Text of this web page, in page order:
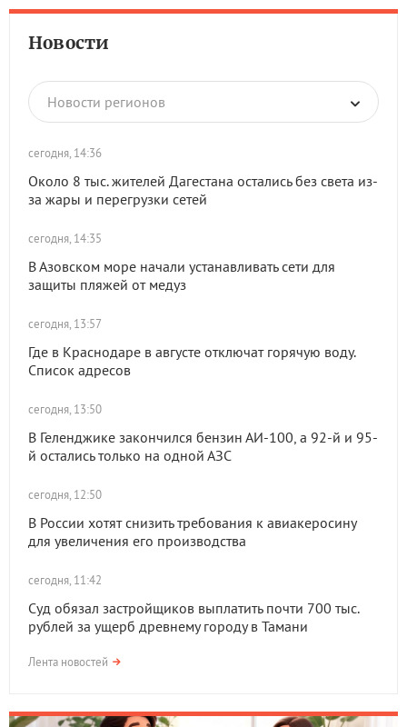
Новости
Новости регионов
сегодня, 14:36
Около 8 тыс. жителей Дагестана остались без света из-
за жары и перегрузки сетей
сегодня, 14:35
В Азовском море начали устанавливать сети для
защиты пляжей от медуз
сегодня, 13:57
Где в Краснодаре в августе отключат горячую воду.
Список адресов
сегодня, 13:50
В Геленджике закончился бензин АИ-100, а 92-й и 95-
й остались только на одной АЗС
сегодня, 12:50
В России хотят снизить требования к авиакеросину
для увеличения его производства
сегодня, 11:42
Суд обязал застройщиков выплатить почти 700 тыс.
рублей за ущерб древнему городу в Тамани
Лента новостей